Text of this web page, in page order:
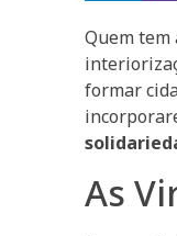
Quem
formar
As